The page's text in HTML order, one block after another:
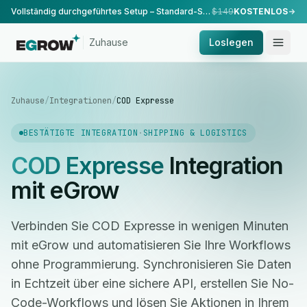
Vollständig durchgeführtes Setup – Standard-Setup, durchgeführt von unserem Team. $149KOSTENLOS
Zuhause Loslegen
Zuhause/Integrationen/COD Expresse
BESTÄTIGTE INTEGRATION · SHIPPING & LOGISTICS
COD ExpresseIntegration
mit eGrow
Verbinden Sie COD Expresse in wenigen Minuten
mit eGrow und automatisieren Sie Ihre Workflows
ohne Programmierung. Synchronisieren Sie Daten
in Echtzeit über eine sichere API, erstellen Sie No-
Code-Workflows und lösen Sie Aktionen in Ihrem